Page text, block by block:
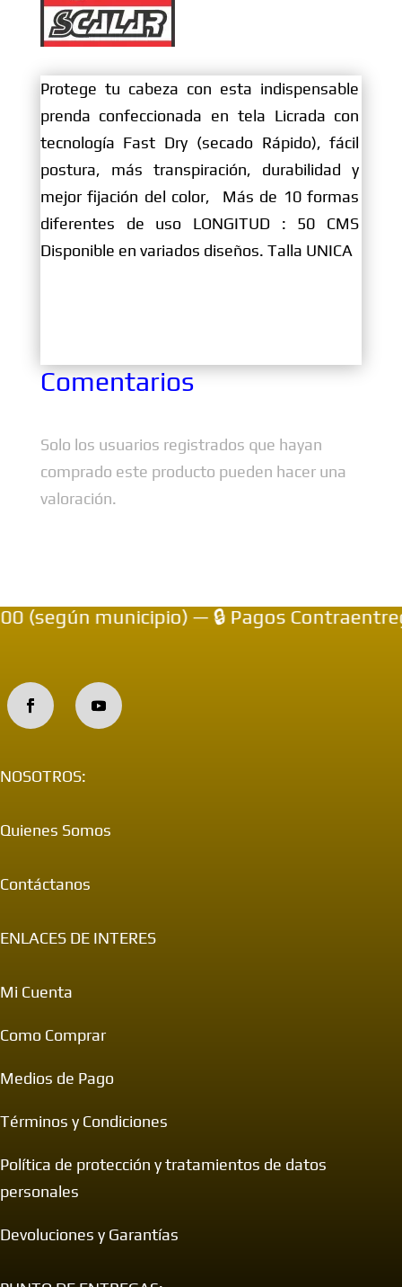
Protege tu cabeza con esta indispensable
prenda confeccionada en tela Licrada con
tecnología Fast Dry (secado Rápido), fácil
postura, más transpiración, durabilidad y
mejor fijación del color, Más de 10 formas
diferentes de uso LONGITUD : 50 CMS
Disponible en variados diseños. Talla UNICA
Comentarios
Solo los usuarios registrados que hayan
comprado este producto pueden hacer una
valoración.
municipio) — 🔒 Pagos
NOSOTROS:
Quienes Somos
Contáctanos
ENLACES DE INTERES
Mi Cuenta
Como Comprar
Medios de Pago
Términos y Condiciones
Política de protección y tratamientos de datos
personales
Devoluciones y Garantías